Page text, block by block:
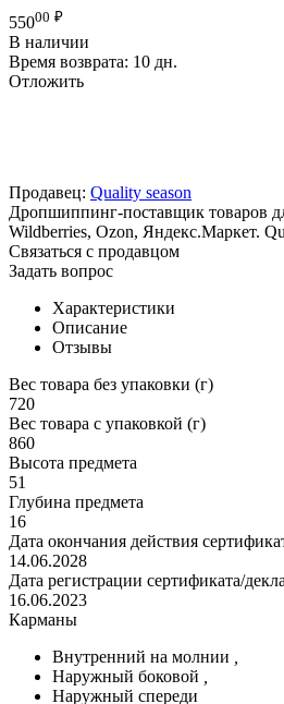
55000 ₽
В наличии
Время возврата: 10 дн.
Отложить
Продавец: Quality season
Дропшиппинг-поставщик товаров
Wildberries, Ozon, Яндекс.Маркет.
Связаться с продавцом
Задать вопрос
Характеристики
Описание
Отзывы
Вес товара без упаковки (г)
720
Вес товара с упаковкой (г)
860
Высота предмета
51
Глубина предмета
16
Дата окончания действия
14.06.2028
Дата регистрации сертификата/
16.06.2023
Карманы
Внутренний на молнии
Наружный боковой
Наружный спереди